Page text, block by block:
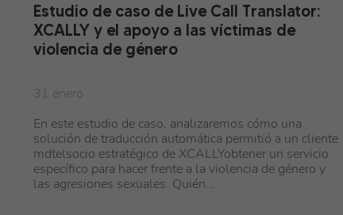
Estudio de caso de Live Call Translator:
XCALLY y el apoyo a las víctimas de
violencia de género
31 enero
En este estudio de caso, analizaremos cómo una
solución de traducción automática permitió a un cliente
mdtelsocio estratégico de XCALLYobtener un servicio
específico para hacer frente a la violencia de género y
las agresiones sexuales. Quién…